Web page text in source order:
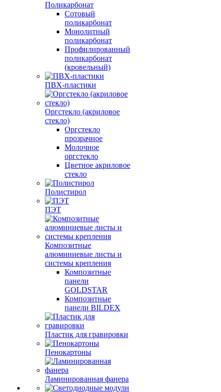
Поликарбонат
Сотовый
поликарбонат
Монолитный
поликарбонат
Профилированный
поликарбонат
(кровельный)
ПВХ-пластики
Оргстекло (акриловое
стекло)
Оргстекло
прозрачное
Молочное
оргстекло
Цветное акриловое
стекло
Полистирол
ПЭТ
Композитные
алюминиевые листы и
системы крепления
Композитные
панели
GOLDSTAR
Композитные
панели BILDEX
Пластик для гравировки
Пенокартоны
Ламинированная фанера